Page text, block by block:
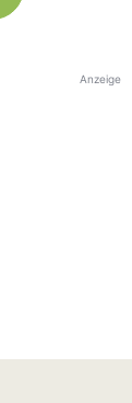
Anzeige